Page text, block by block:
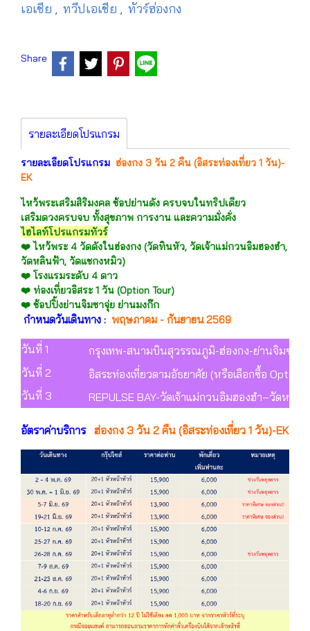
เอเชีย , ทวีปเอเชีย , ทัวร์ฮ่องกง
Share
รายละเอียดโปรแกรม
รายละเอียดโปรแกรม ฮ่องกง 3 วัน 2 คืน (อิสระท่องเที่ยว 1 วัน)-
EK
ไหว้พระเสริมสิริมงคล ช้อปย่านดัง ครบจบในทริปเดียว
เสริมดวงครบจบ ทั้งสุขภาพ การงาน และความมั่งคั่ง
ไฮไลท์โปรแกรมทัวร์
❤️ ไหว้พระ 4 วัดดังในฮ่องกง (วัดทินหัว, วัดเจ้าแม่กวนอิมฮองฮำ,
วัดหลินฟ้า, วัดแชกงหมิว)
❤️ โรงแรมระดับ 4 ดาว
❤️ ท่องเที่ยวอิสระ 1 วัน (Option Tour)
❤️ ช้อปปิ้งย่านจิมซาจุ่ย ย่านมงก๊ก
กำหนดวันเดินทาง : พฤษภาคม - กันยายน 2569
วันที่ 1
กรุงเทพ-สนามบินสุวรรณภูมิ-ฮ่องกง-ย่านจิมซา
วันที่ 2
อิสระท่องเที่ยวตามอัธยาศัย (หรือเลือกซื้อ
วันที่ 3
REPULSE BAY-วัดเจ้าแม่กวนอิมฮองฮำ–วัดห
อัตราค่าบริการ ฮ่องกง 3 วัน 2 คืน (อิสระท่องเที่ยว 1 วัน)-EK